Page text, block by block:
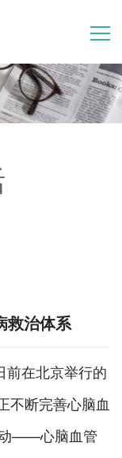
救治体系
前在北京举行的
不断完善心脑血
动——心脑血管